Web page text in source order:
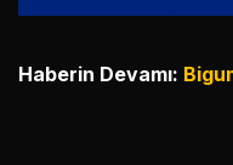
Haberin Devamı: